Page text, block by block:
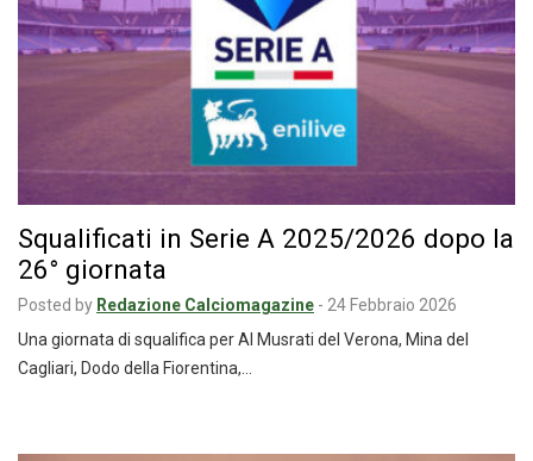
Squalificati in Serie A 2025/2026 dopo la
26° giornata
Posted by Redazione Calciomagazine - 24 Febbraio 2026
Una giornata di squalifica per Al Musrati del Verona, Mina del
Cagliari, Dodo della Fiorentina,…